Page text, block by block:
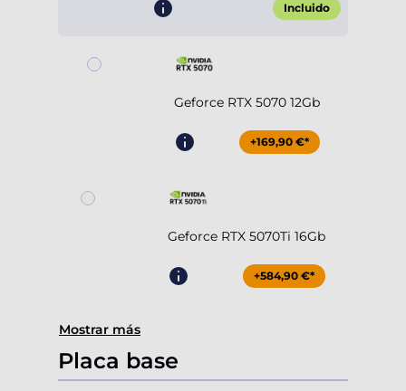
Incluido
Geforce RTX 5070 12Gb
+169,90 €*
Geforce RTX 5070Ti 16Gb
+584,90 €*
Mostrar más
Placa base